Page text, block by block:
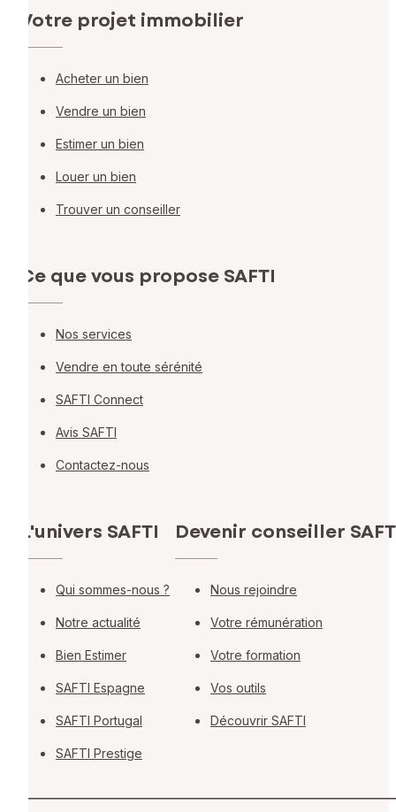
Votre projet immobilier
Acheter un bien
Vendre un bien
Estimer un bien
Louer un bien
Trouver un conseiller
Ce que vous propose SAFTI
Nos services
Vendre en toute sérénité
SAFTI Connect
Avis SAFTI
Contactez-nous
L'univers SAFTI
Qui sommes-nous ?
Notre actualité
Bien Estimer
SAFTI Espagne
SAFTI Portugal
SAFTI Prestige
Devenir conseiller
Nous rejoindre
Votre rémunération
Votre formation
Vos outils
Découvrir SAFTI